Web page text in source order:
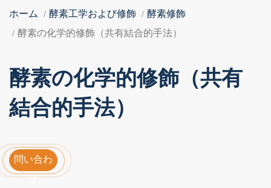
ホーム 酵素工学および修飾
酵素修飾
酵素の化学的修飾（共有結合的手法）
酵素の化学的修飾（共有
結合的手法）
問い合わ
せ